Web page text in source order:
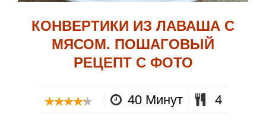
КОНВЕРТИКИ ИЗ ЛАВАША С
МЯСОМ. ПОШАГОВЫЙ
РЕЦЕПТ С ФОТО
40 Минут 4